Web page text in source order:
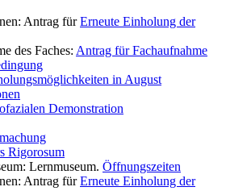
Antrag fürErneute Einholung der
des Faches: Antrag für Fachaufnahme
in August
Demonstration
Rigorosum
Lernmuseum. Öffnungszeiten
Antrag fürErneute Einholung der